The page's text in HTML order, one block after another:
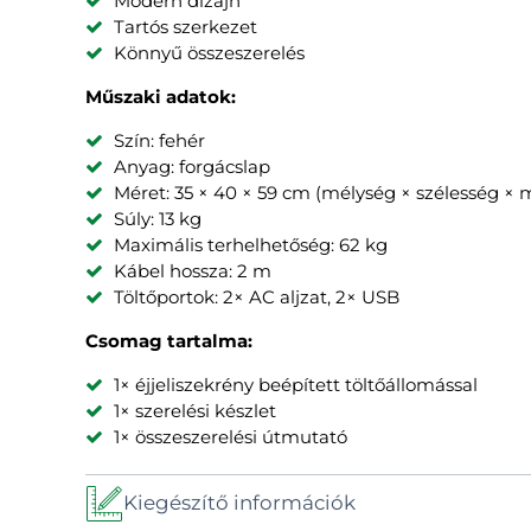
Tartós szerkezet
Könnyű összeszerelés
Műszaki adatok:
Szín: fehér
Anyag: forgácslap
Méret: 35 × 40 × 59 cm (mélység × szélesség ×
Súly: 13 kg
Maximális terhelhetőség: 62 kg
Kábel hossza: 2 m
Töltőportok: 2× AC aljzat, 2× USB
Csomag tartalma:
1× éjjeliszekrény beépített töltőállomással
1× szerelési készlet
1× összeszerelési útmutató
Kiegészítő információk